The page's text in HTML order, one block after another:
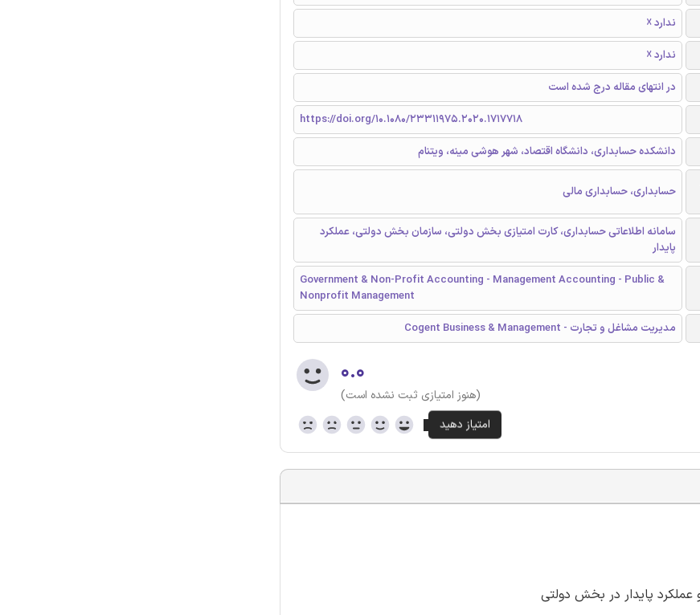
ندارد ☓
ندارد ☓
در انتهای مقاله درج شده است
https://doi.org/10.1080/23311975.2020.1717718
دانشکده حسابداری، دانشگاه اقتصاد، شهر هوشی مینه، ویتنام
حسابداری، حسابداری مالی
سامانه اطلاعاتی حسابداری، کارت امتیازی بخش دولتی، سازمان بخش دولتی، عملکرد
پایدار
Government & Non-Profit Accounting - Management Accounting - Public &
Nonprofit Management
مدیریت مشاغل و تجارت - Cogent Business & Management
۰.۰
(هنوز امتیازی ثبت نشده است)